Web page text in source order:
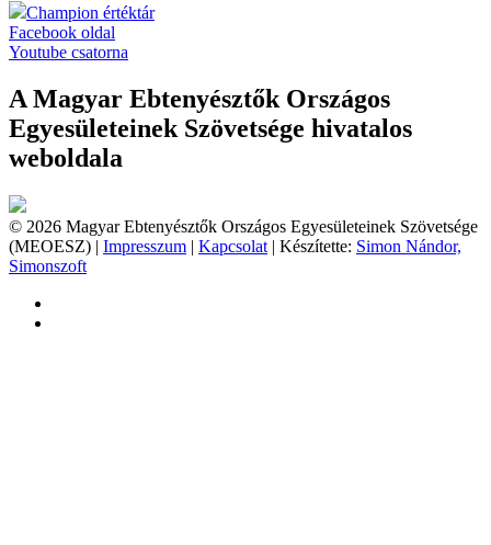
Champion értéktár
Facebook oldal
Youtube csatorna
A Magyar Ebtenyésztők Országos
Egyesületeinek Szövetsége hivatalos
weboldala
© 2026 Magyar Ebtenyésztők Országos Egyesületeinek Szövetsége
(MEOESZ) | Impresszum | Kapcsolat | Készítette: Simon Nándor,
Simonszoft